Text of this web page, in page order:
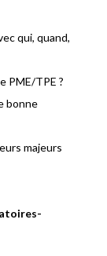
qui, quand,
PME/TPE ?
bonne
majeurs